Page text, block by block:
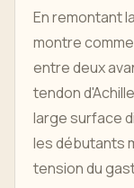
En remontant
montre
entre deux
tendon
large surface
les débutants
tension du